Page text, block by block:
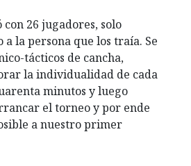
26 jugadores, solo
la persona que los traía. Se
tácticos de cancha,
la individualidad de cada
minutos y luego
el torneo y por ende
a nuestro primer